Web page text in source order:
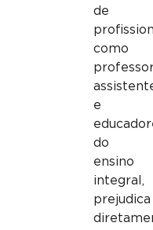
de
como
e
do
ensino
integral,
prejudica